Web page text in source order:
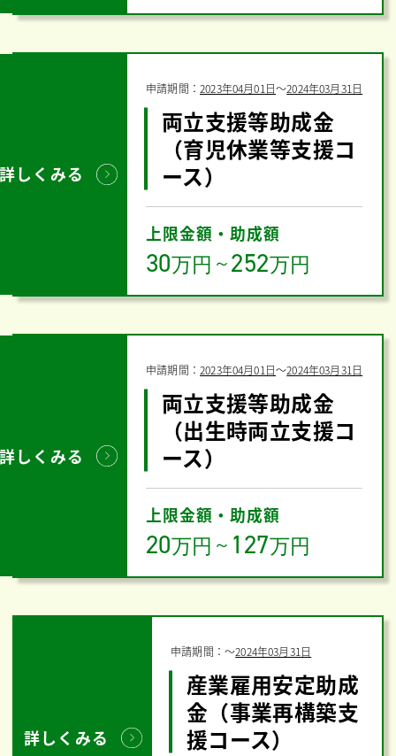
詳しくみる
申請期間：2023年04月01日〜2024年03月31日
両立支援等助成金
（育児休業等支援コ
ース）
上限金額・助成額
30万円 ～252万円
詳しくみる
申請期間：2023年04月01日〜2024年03月31日
両立支援等助成金
（出生時両立支援コ
ース）
上限金額・助成額
20万円 ～ 127万円
詳しくみる
申請期間：〜2024年03月31日
産業雇用安定助成
金（事業再構築支
援コース）